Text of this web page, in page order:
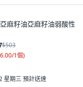
麻籽油亞麻籽油弱酸性
$503
1個)
星期三預計送達